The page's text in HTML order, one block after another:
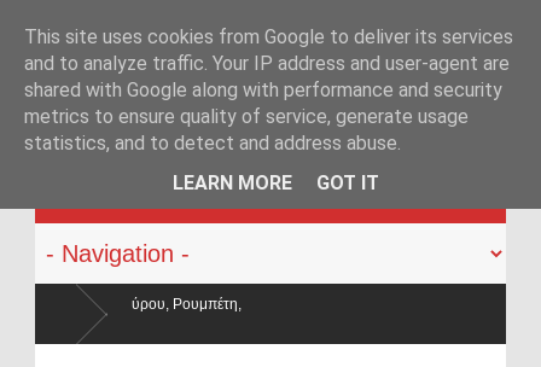
KATEHACKER
This site uses cookies from Google to deliver its services
and to analyze traffic. Your IP address and user-agent are
shared with Google along with performance and security
metrics to ensure quality of service, generate usage
statistics, and to detect and address abuse.
LEARN MORE
GOT IT